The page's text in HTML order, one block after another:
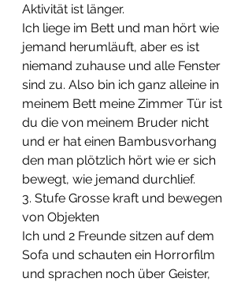
Aktivität ist länger.
Ich liege im Bett und man hört wie
jemand herumläuft, aber es ist
niemand zuhause und alle Fenster
sind zu. Also bin ich ganz alleine in
meinem Bett meine Zimmer Tür ist
du die von meinem Bruder nicht
und er hat einen Bambusvorhang
den man plötzlich hört wie er sich
bewegt, wie jemand durchlief.
3. Stufe Grosse kraft und bewegen
von Objekten
Ich und 2 Freunde sitzen auf dem
Sofa und schauten ein Horrorfilm
und sprachen noch über Geister,